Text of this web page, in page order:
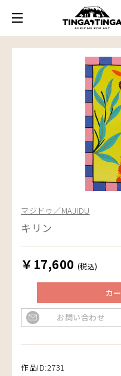
マジドゥ／MAJIDU
キリン
￥17,600 (税込)
カ
お問い合わせ
作品ID:2731